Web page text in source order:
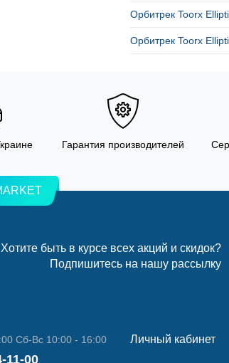
Орбитрек Toorx
Орбитрек Toorx
Гарантия производителей
Хотите быть в курсе всех акций и скидок?
Подпишитесь на нашу рассылку
Сб-Вс 10:00 - 16:00
11-00
Личный кабинет